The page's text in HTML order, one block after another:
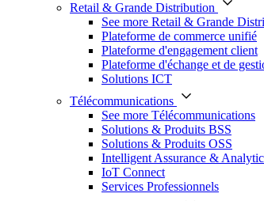
Retail & Grande Distribution
See more Retail & Grande
Plateforme de commerce unifié
Plateforme d'engagement client
Plateforme d'échange et de
Solutions ICT
Télécommunications
See more Télécommunications
Solutions & Produits BSS
Solutions & Produits OSS
Intelligent Assurance &
IoT Connect
Services Professionnels